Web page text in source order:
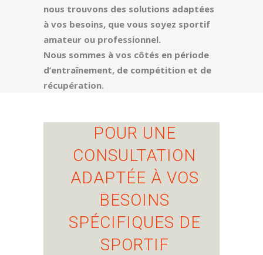
nous trouvons des solutions adaptées
à vos besoins, que vous soyez sportif
amateur ou professionnel.
Nous sommes à vos côtés en période
d’entraînement, de compétition et de
récupération.
POUR UNE
CONSULTATION
ADAPTÉE À VOS
BESOINS
SPÉCIFIQUES DE
SPORTIF